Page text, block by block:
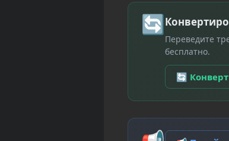
🔄
Переведите
бесплатно.
🔄